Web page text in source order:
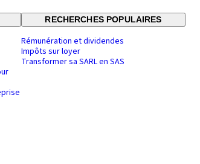
RECHERCHES POPULAIRES
Rémunération et dividendes
Impôts sur loyer
Transformer sa SARL en SAS